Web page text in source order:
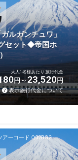
ルガンチュワ」
セット◆帝国ホ
大人1名様あたり 旅行代金
円 23,520円
表示旅行代金について
アーコード Q02BG2